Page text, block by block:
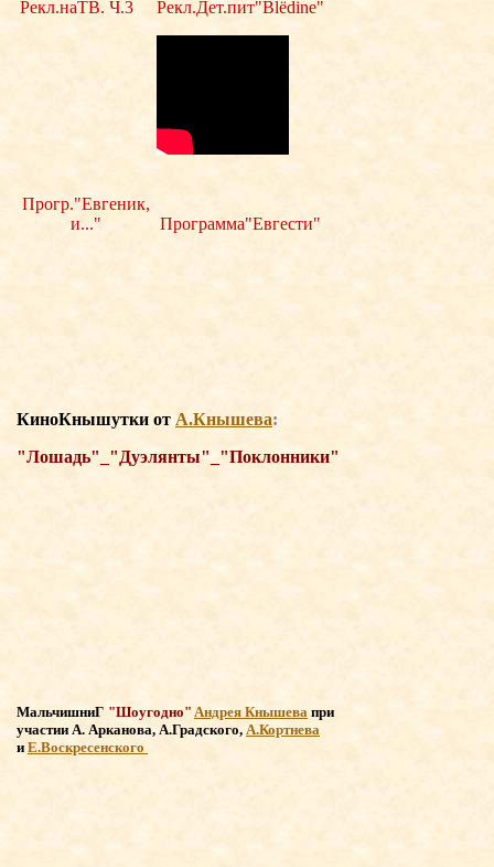
Рекл.наТВ. Ч.3 Рекл.Дет.пит"Blёdine"
Прогр."Евгеник,
и..."
Программа"Евгести"
КиноКнышутки от А.Кнышева:
"Лошадь"_"Дуэлянты"_"Поклонники"
МальчишниГ "Шоугодно" Андрея Кнышева при
участии А. Арканова, А.Градского, А.Кортнева
и Е.Воскресенского